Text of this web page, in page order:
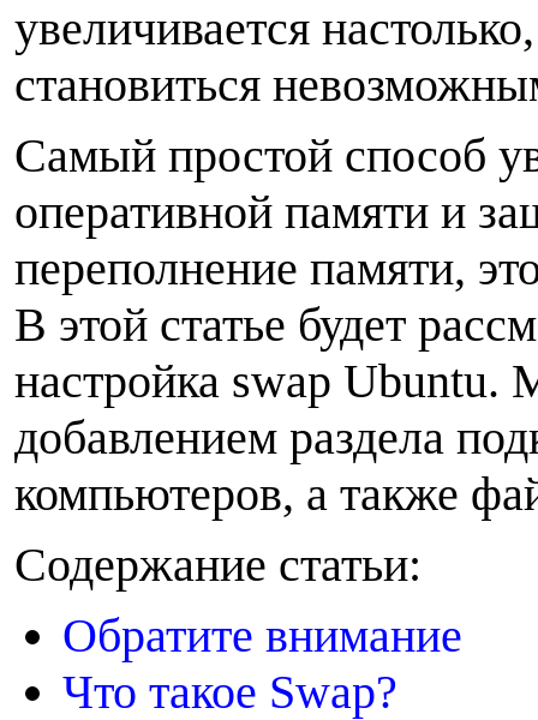
увеличивается
становиться
Самый простой способ
оперативной памяти и
переполнение памяти,
В этой статье будет
настройка swap Ubuntu.
добавлением раздела
компьютеров, а также
Содержание статьи:
Обратите внимание
Что такое Swap?